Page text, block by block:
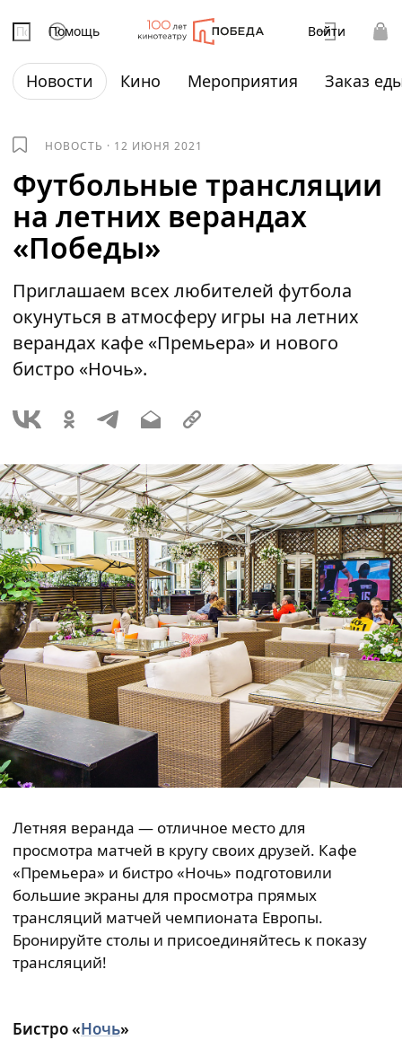
Помощь Войти
Новости Кино Мероприятия Заказ
НОВОСТЬ · 12 ИЮНЯ 2021
Футбольные трансляции
на летних верандах
«Победы»
Приглашаем всех любителей футбола
окунуться в атмосферу игры на летних
верандах кафе «Премьера» и нового
бистро «Ночь».
Летняя веранда — отличное место для
просмотра матчей в кругу своих друзей. Кафе
«Премьера» и бистро «Ночь» подготовили
большие экраны для просмотра прямых
трансляций матчей чемпионата Европы.
Бронируйте столы и присоединяйтесь к показу
трансляций!
Бистро «Ночь»